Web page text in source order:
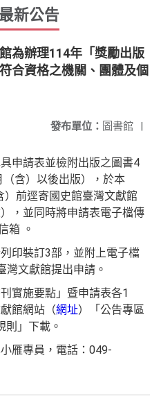
新公告
為辦理114年「獎勵出版
合資格之機關、團體及個
發布單位： 圖書館 |
申請表並檢附出版之圖書4
含）以後出版），於本
）前逕寄國史館臺灣文獻館
，並同時將申請表電子檔傳
箱 。
印裝訂3部，並附上電子檔
灣文獻館提出申請。
實施要點」暨申請表各1
館網站（網址）「公告專區
」下載。
雁專員，電話：049-